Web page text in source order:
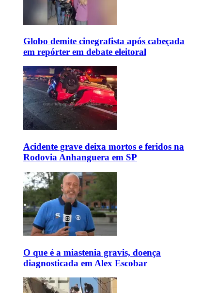
Globo demite cinegrafista após cabeçada
em repórter em debate eleitoral
Acidente grave deixa mortos e feridos na
Rodovia Anhanguera em SP
O que é a miastenia gravis, doença
diagnosticada em Alex Escobar